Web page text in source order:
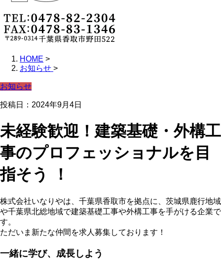
HOME >
お知らせ >
お知らせ
投稿日：2024年9月4日
未経験歓迎！建築基礎・外構工
事のプロフェッショナルを目
指そう ！
株式会社いなりやは、千葉県香取市を拠点に、茨城県鹿行地域
や千葉県北総地域で建築基礎工事や外構工事を手がける企業で
す。
ただいま新たな仲間を求人募集しております！
一緒に学び、成長しよう